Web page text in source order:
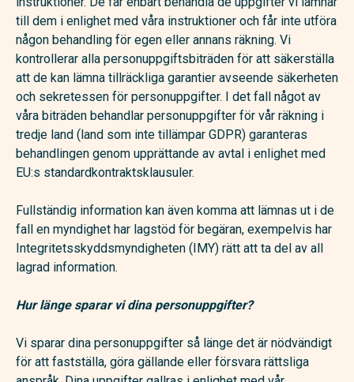
till dem i enlighet med våra instruktioner och får inte utföra
någon behandling för egen eller annans räkning. Vi
kontrollerar alla personuppgiftsbiträden för att säkerställa
att de kan lämna tillräckliga garantier avseende säkerheten
och sekretessen för personuppgifter. I det fall något av
våra biträden behandlar personuppgifter för vår räkning i
tredje land (land som inte tillämpar GDPR) garanteras
behandlingen genom upprättande av avtal i enlighet med
EU:s standardkontraktsklausuler.
Fullständig information kan även komma att lämnas ut i de
fall en myndighet har lagstöd för begäran, exempelvis har
Integritetsskyddsmyndigheten (IMY) rätt att ta del av all
lagrad information.
Hur länge sparar vi dina personuppgifter?
Vi sparar dina personuppgifter så länge det är nödvändigt
för att fastställa, göra gällande eller försvara rättsliga